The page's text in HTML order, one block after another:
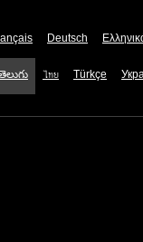
Deutsch
ไทย Türkçe